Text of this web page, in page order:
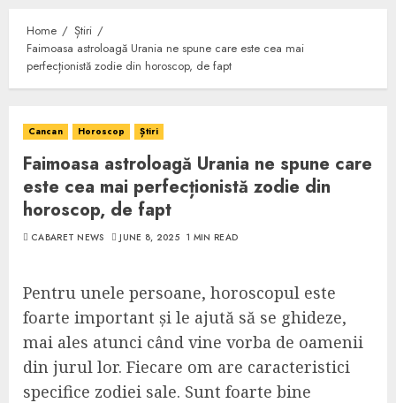
Home
Știri
Faimoasa astroloagă Urania ne spune care este cea mai
perfecționistă zodie din horoscop, de fapt
Cancan Horoscop Știri
Faimoasa astroloagă Urania ne spune care
este cea mai perfecționistă zodie din
horoscop, de fapt
CABARET NEWS JUNE 8, 2025 1 MIN READ
Pentru unele persoane, horoscopul este
foarte important și le ajută să se ghideze,
mai ales atunci când vine vorba de oamenii
din jurul lor. Fiecare om are caracteristici
specifice zodiei sale. Sunt foarte bine